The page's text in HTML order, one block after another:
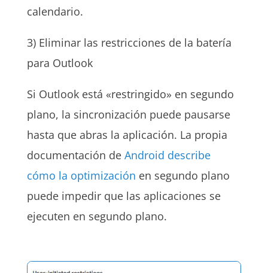
calendario.
3) Eliminar las restricciones de la batería
para Outlook
Si Outlook está «restringido» en segundo
plano, la sincronización puede pausarse
hasta que abras la aplicación. La propia
documentación de Android describe
cómo la optimización en segundo plano
puede impedir que las aplicaciones se
ejecuten en segundo plano.